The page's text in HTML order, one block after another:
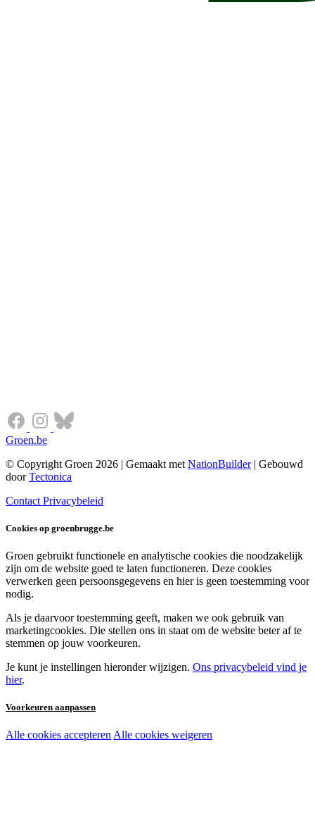
Groen.be
© Copyright Groen 2026 | Gemaakt met NationBuilder| Gebouwd
doorTectonica
Contact Privacybeleid
Cookies op groenbrugge.be
Groen gebruikt functionele en analytische cookies die noodzakelijk
zijn om de website goed te laten functioneren. Deze cookies
verwerken geen persoonsgegevens en hier is geen toestemming voor
nodig.
Als je daarvoor toestemming geeft, maken we ook gebruik van
marketingcookies. Die stellen ons in staat om de website beter af te
stemmen op jouw voorkeuren.
Je kunt je instellingen hieronder wijzigen. Ons privacybeleid vind je
hier.
Voorkeuren aanpassen
Noodzakelijke cookies:
Alle cookies accepteren Alle cookies weigeren